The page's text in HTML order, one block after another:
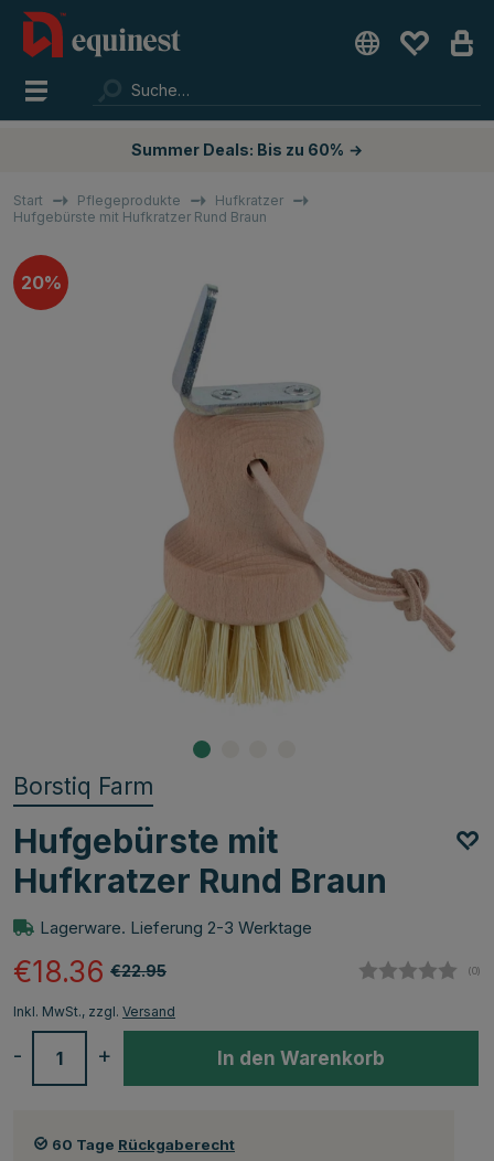
Summer Deals: Bis zu 60% →
Start Pflegeprodukte
Hufkratzer
Hufgebürste mit Hufkratzer Rund Braun
20
Borstiq Farm
Hufgebürste mit
Hufkratzer Rund Braun
Lagerware. Lieferung 2-3 Werktage
€22.95
€18.36 (0)
Inkl. MwSt., zzgl. Versand
+
- In den Warenkorb
60 Tage Rückgaberecht